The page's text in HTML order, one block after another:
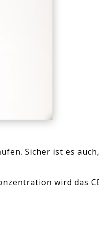
Sicher ist es
wird das